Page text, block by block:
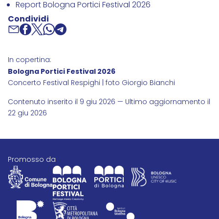
Report Bologna Portici Festival 2026
Condividi
In copertina:
Bologna Portici Festival 2026
Concerto Festival Respighi | foto Giorgio Bianchi
Contenuto inserito il 9 giu 2026 — Ultimo aggiornamento il
22 giu 2026
promosso da